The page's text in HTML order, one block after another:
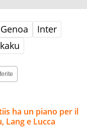
Genoa
Inter
ha un piano per il
Lang e Lucca